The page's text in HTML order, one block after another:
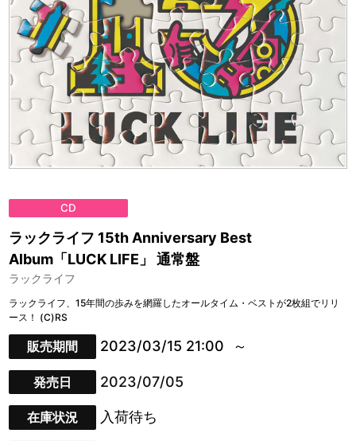
CD
ラックライフ 15th Anniversary Best
Album「LUCK LIFE」 通常盤
ラックライフ
ラックライフ、15年間の歩みを網羅したオールタイム・ベストが2枚組でリリ
ース！ (C)RS
販売期間 2023/03/15 21:00
発売日 2023/07/05
在庫状況 入荷待ち